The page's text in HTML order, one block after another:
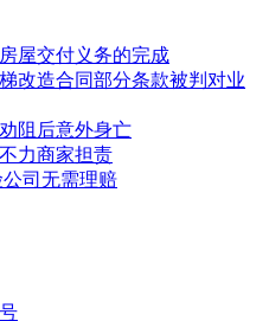
屋交付义务的完成
改造合同部分条款被判对业
阻后意外身亡
力商家担责
司无需理赔